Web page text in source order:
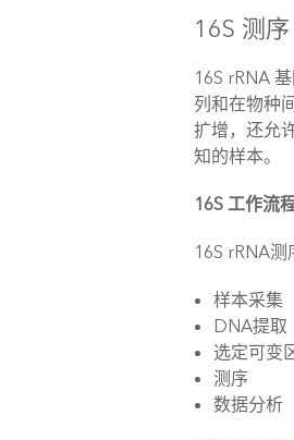
16S 测序
16S rRNA
列和在物种
扩增，还允
知的样本。
16S 工作流
16S rRNA测
样本采集
DNA提取
选定可变
测序
数据分析